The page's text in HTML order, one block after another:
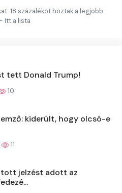
18 százalékot hoztak a legjobb
Itt a lista
tett Donald Trump!
10
kiderült, hogy olcsó-e
11
jelzést adott az